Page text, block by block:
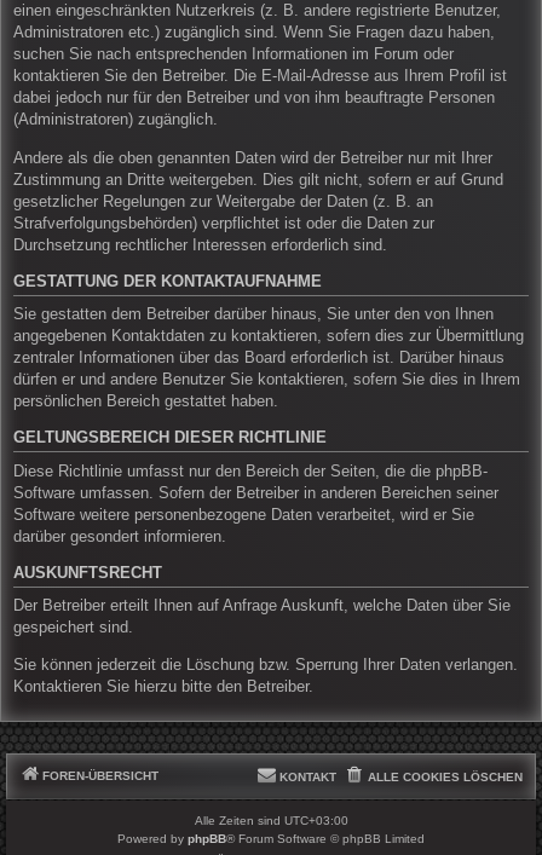
einen eingeschränkten Nutzerkreis (z. B. andere registrierte Benutzer,
Administratoren etc.) zugänglich sind. Wenn Sie Fragen dazu haben,
suchen Sie nach entsprechenden Informationen im Forum oder
kontaktieren Sie den Betreiber. Die E-Mail-Adresse aus Ihrem Profil ist
dabei jedoch nur für den Betreiber und von ihm beauftragte Personen
(Administratoren) zugänglich.
Andere als die oben genannten Daten wird der Betreiber nur mit Ihrer
Zustimmung an Dritte weitergeben. Dies gilt nicht, sofern er auf Grund
gesetzlicher Regelungen zur Weitergabe der Daten (z. B. an
Strafverfolgungsbehörden) verpflichtet ist oder die Daten zur
Durchsetzung rechtlicher Interessen erforderlich sind.
GESTATTUNG DER KONTAKTAUFNAHME
Sie gestatten dem Betreiber darüber hinaus, Sie unter den von Ihnen
angegebenen Kontaktdaten zu kontaktieren, sofern dies zur Übermittlung
zentraler Informationen über das Board erforderlich ist. Darüber hinaus
dürfen er und andere Benutzer Sie kontaktieren, sofern Sie dies in Ihrem
persönlichen Bereich gestattet haben.
GELTUNGSBEREICH DIESER RICHTLINIE
Diese Richtlinie umfasst nur den Bereich der Seiten, die die phpBB-
Software umfassen. Sofern der Betreiber in anderen Bereichen seiner
Software weitere personenbezogene Daten verarbeitet, wird er Sie
darüber gesondert informieren.
AUSKUNFTSRECHT
Der Betreiber erteilt Ihnen auf Anfrage Auskunft, welche Daten über Sie
gespeichert sind.
Sie können jederzeit die Löschung bzw. Sperrung Ihrer Daten verlangen.
Kontaktieren Sie hierzu bitte den Betreiber.
FOREN-ÜBERSICHT ALLE COOKIES LÖSCHEN
KONTAKT
Alle Zeiten sind UTC+03:00
Powered by phpBB® Forum Software © phpBB Limited